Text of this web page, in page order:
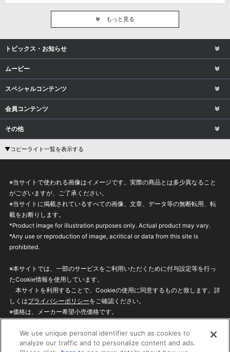
もっと見る
トピックス・お知らせ
ムービー
スペシャルコンテンツ
会員コンテンツ
その他
▼コピーライト一覧を表示する
※当サイトで使われる画像はイメージです。実際の商品とは多少異なること
がございますが、ご了承ください。
※当サイトに掲載されているすべての画像、文章、データ等の無断転用、転
載をお断りします。
*Product image for illustration purposes only. Actual product may vary.
*Any use or reproduction of image, acritical or data from this site is
prohibited.
※本サイトでは、一部のサービスをご利用いただくために付与設定等を行っ
たCookie情報を使用しています。
本サイトを利用することで、Cookieの使用に同意するものと致します。詳
しくはプライバシーポリシーをご確認ください。
※価格は、メーカー希望小売価格です。
ざいますのでご了承ください。
We use unique personal identifier such as cookies to
analyze our traffic and to personalize content and ads.